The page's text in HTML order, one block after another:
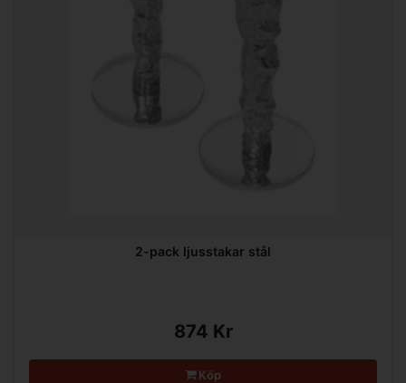
2-pack ljusstakar stål
874 Kr
Köp